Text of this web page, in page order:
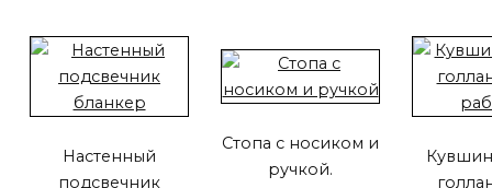
Настенный
подсвечник
Стопа с носиком и
ручкой.